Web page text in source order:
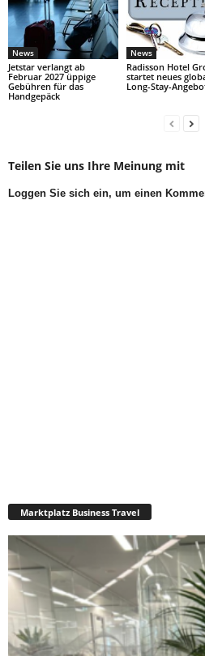
News
Jetstar verlangt ab
Februar 2027 üppige
Gebühren für das
Handgepäck
News
Radisson Hotel
startet neues
Long-Stay-
Teilen Sie uns Ihre Meinung mit
Loggen Sie sich ein, um einen
Marktplatz Business Travel